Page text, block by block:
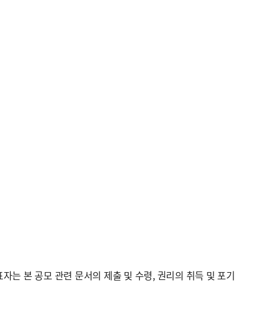
는 본 공모 관련 문서의 제출 및 수령, 권리의 취득 및 포기